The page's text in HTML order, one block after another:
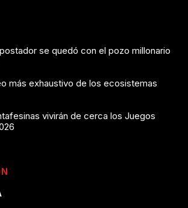
se quedó con el pozo millonario
más exhaustivo de los ecosistemas
vivirán de cerca los Juegos